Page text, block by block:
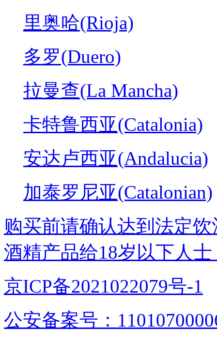
里奥哈(Rioja)
多罗(Duero)
拉曼查(La Mancha)
卡特鲁西亚(Catalonia)
安达卢西亚(Andalucia)
加泰罗尼亚(Catalonian)
购买前请确认达到法定
酒精产品给18岁以下人士
京ICP备2021022079号-1
公安备案号：